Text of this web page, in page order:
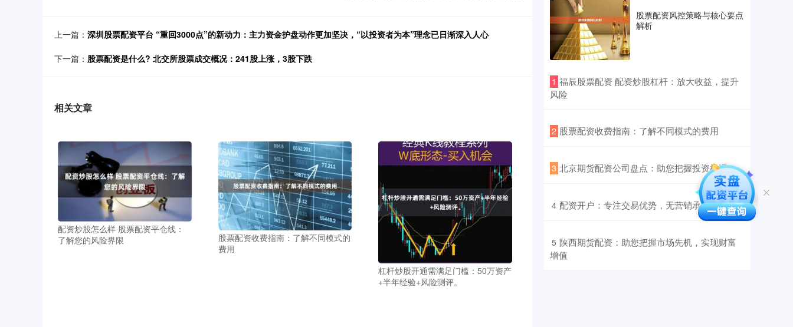
上一篇： 深圳股票配资平台 “重回3000点”的新动力：主力资金护盘动作更加坚决，“以投资者为本”理念已日渐深入人心
下一篇： 股票配资是什么? 北交所股票成交概况：241股上涨，3股下跌
相关文章
配资炒股怎么样 股票配资平仓线：
了解您的风险界限
股票配资收费指南：了解不同模式的
费用
杠杆炒股开通需满足门槛：50万资产
+半年经验+风险测评。
股票配资风控策略与核心要点
解析
1 ​福辰股票配资 配资炒股杠杆：放大收益，提升
风险
2 ​股票配资收费指南：了解不同模式的费用
3 ​北京期货配资公司盘点：助您把握投资机遇
4 ​配资开户：专注交易优势，无营销承诺
5 ​陕西期货配资：助您把握市场先机，实现财富
增值